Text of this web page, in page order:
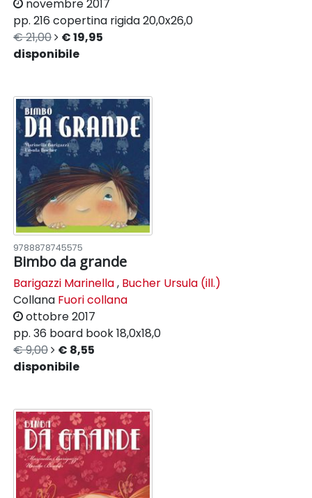
novembre 2017
pp. 216 copertina rigida20,0x26,0
€ 21,00
€ 19,95
disponibile
9788878745575
Bimbo da grande
Barigazzi Marinella, Bucher Ursula (ill.)
Collana Fuori collana
ottobre 2017
pp. 36 board book18,0x18,0
€ 9,00
€ 8,55
disponibile